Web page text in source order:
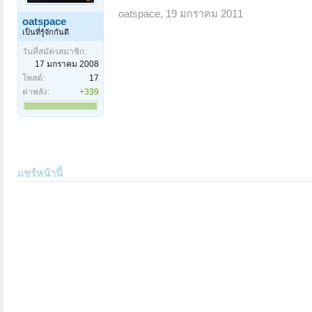
oatspace
เป็นที่รู้จักกันดี
วันที่สมัครสมาชิก:
17 มกราคม 2008
โพสต์:
17
ค่าพลัง:
+339
oatspace, 19 มกราคม 2011
แชร์หน้านี้